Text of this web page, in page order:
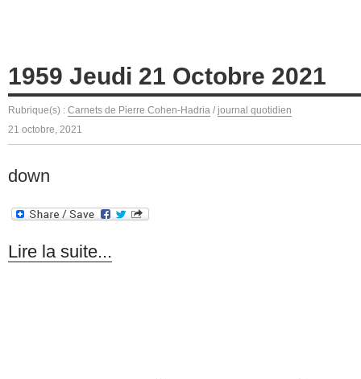
1959 Jeudi 21 Octobre 2021
Rubrique(s) : Carnets de Pierre Cohen-Hadria / journal quotidien
21 octobre, 2021
down
Lire la suite...